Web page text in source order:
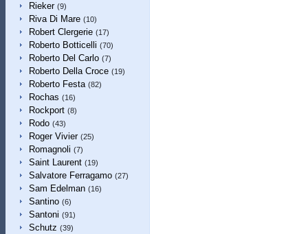
Rieker (9)
Riva Di Mare (10)
Robert Clergerie (17)
Roberto Botticelli (70)
Roberto Del Carlo (7)
Roberto Della Croce (19)
Roberto Festa (82)
Rochas (16)
Rockport (8)
Rodo (43)
Roger Vivier (25)
Romagnoli (7)
Saint Laurent (19)
Salvatore Ferragamo (27)
Sam Edelman (16)
Santino (6)
Santoni (91)
Schutz (39)